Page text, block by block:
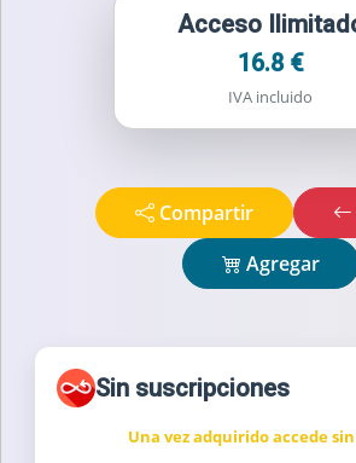
Acceso
16.8 €
IVA incluido
Compartir
Agregar
Sin suscripciones
Una vez adquirido accede